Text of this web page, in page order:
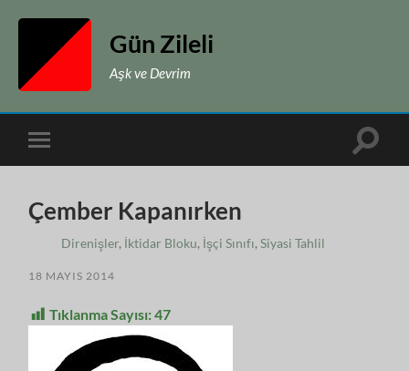
Gün Zileli
Aşk ve Devrim
Toggle
mobile
Toggle
Çember Kapanırken
Direnişler, İktidar Bloku, İşçi Sınıfı,Siyasi Tahlil
18 MAYIS 2014
Tıklanma Sayısı:47